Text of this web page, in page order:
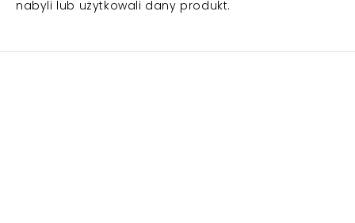
nabyli lub użytkowali dany produkt.